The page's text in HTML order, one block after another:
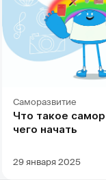
Саморазвитие
Что такое
чего начать
29 января 2025